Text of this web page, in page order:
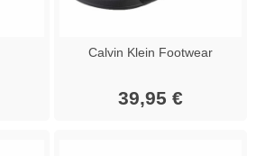
Calvin Klein Footwear
39,95 €